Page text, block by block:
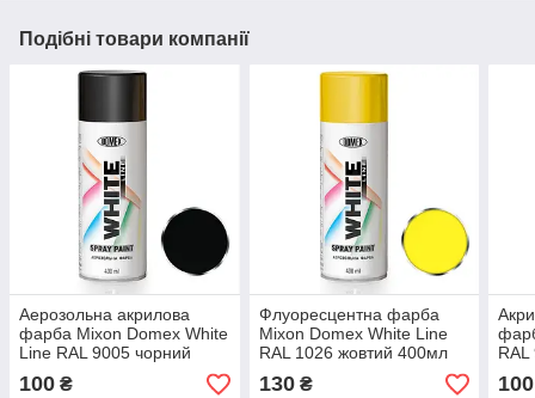
Подібні товари компанії
Аерозольна акрилова
фарба Mixon Domex White
Line RAL 9005 чорний
глянець 400мл
100 ₴
Флуоресцентна фарба
Mixon Domex White Line
RAL 1026 жовтий 400мл
130₴
RAL
100